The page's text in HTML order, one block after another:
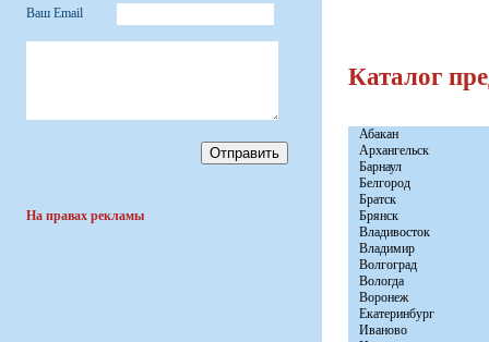
Ваш Email
На правах рекламы
Каталог
Абакан
Архангельск
Барнаул
Белгород
Братск
Брянск
Владивосток
Владимир
Волгоград
Вологда
Воронеж
Екатеринбург
Иваново